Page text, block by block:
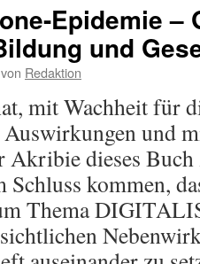
Epidemie –
und
von Redaktion
mit Wachheit für
und
Akribie dieses
kommen,
Thema